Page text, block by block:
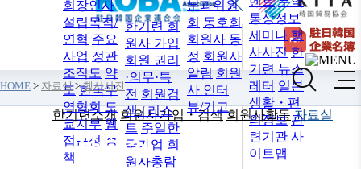
회장인사
설립목적/
연혁 주요
사업 정관
조직도 약
도 한국무
역협회 도
쿄지부 웹
접근성 정
책
한기련 회
원사 가입
회원 권리
·의무·특
전 회원검
색 / 리스
트 주일한
국기업 회
원사총람
분과위원
회 동호회
회원사 동
정 회원사
알림 회원
사 인터
뷰/기고
통상정보
세미나 행
사사진 한
기련 뉴스
레터 일본
생활・편
의정보 관
련기관 사
이트맵
한기련소개 회원사가입・검색 회원사활동 자료실
HOME > 자료실>행사사진
자료실